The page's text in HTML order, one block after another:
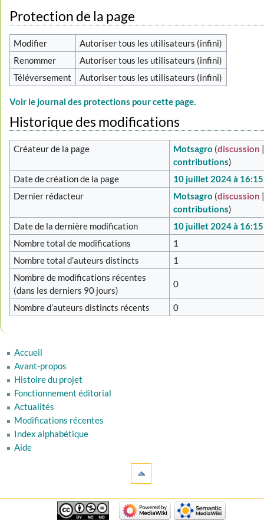
Protection de la page
Modifier
Autoriser tous les utilisateurs (infini)
Renommer
Autoriser tous les utilisateurs (infini)
Téléversement
Autoriser tous les utilisateurs (infini)
Voir le journal des protections pour cette page.
Historique des modifications
Créateur de la page Motsagro (discussion
contributions)
Date de création de la page
10 juillet 2024 à 16:15
Dernier rédacteur
Motsagro (discussion
contributions)
Date de la dernière modification
10 juillet 2024 à 16:15
Nombre total de modifications
1
Nombre total d’auteurs distincts
1
Nombre de modifications récentes
(dans les derniers 90 jours)
0
Nombre d’auteurs distincts récents 0
Accueil
Avant-propos
Histoire du projet
Fonctionnement éditorial
Actualités
Modifications récentes
Index alphabétique
Aide